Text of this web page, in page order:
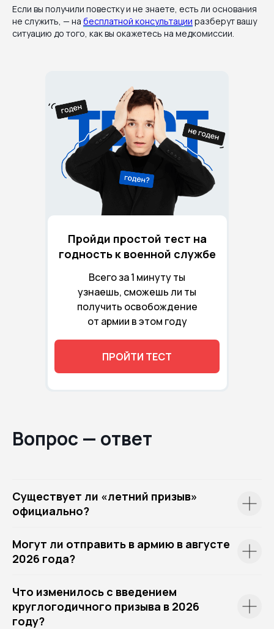
Если вы получили повестку и не знаете, есть ли основания
не служить, — на бесплатной консультации разберут вашу
ситуацию до того, как вы окажетесь на медкомиссии.
Всего за 1 минуту ты
узнаешь, сможешь ли ты
получить освобождение
от армии в этом году
Пройди простой тест на
годность к военной службе
ПРОЙТИ ТЕСТ
Вопрос — ответ
Существует ли «летний призыв»
официально?
Могут ли отправить в армию в августе
2026 года?
Что изменилось с введением
круглогодичного призыва в 2026
году?